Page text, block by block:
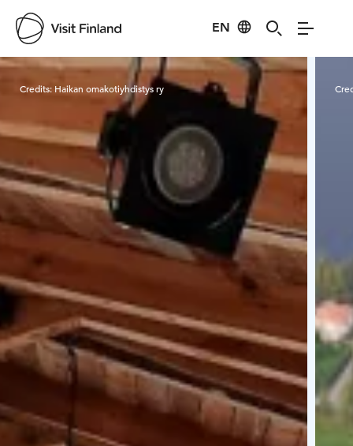
EN
Visit Finland
Credits: Haikan omakotiyhdistys ry